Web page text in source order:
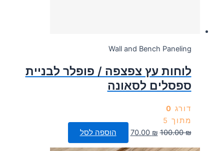
Wall and Bench Paneling
לוחות עץ צפצפה / פופלר לבניית
ספסלים לסאונה
דורג 0
מתוך 5
100.00₪
המחיר
70.00 ₪
המחיר
הנוכחי
הוספה לסל